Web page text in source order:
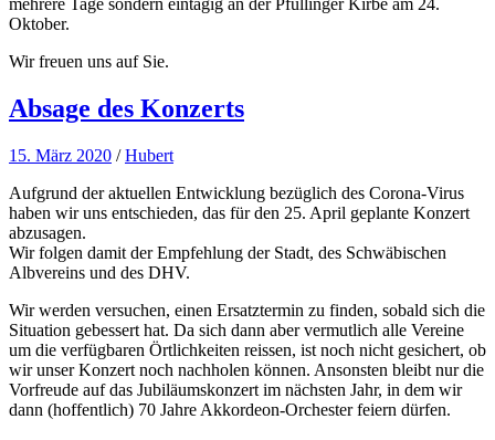
mehrere Tage sondern eintägig an der Pfullinger Kirbe am 24.
Oktober.
Wir freuen uns auf Sie.
Absage des Konzerts
15. März 2020 /Hubert
Aufgrund der aktuellen Entwicklung bezüglich des Corona-Virus
haben wir uns entschieden, das für den 25. April geplante Konzert
abzusagen.
Wir folgen damit der Empfehlung der Stadt, des Schwäbischen
Albvereins und des DHV.
Wir werden versuchen, einen Ersatztermin zu finden, sobald sich die
Situation gebessert hat. Da sich dann aber vermutlich alle Vereine
um die verfügbaren Örtlichkeiten reissen, ist noch nicht gesichert, ob
wir unser Konzert noch nachholen können. Ansonsten bleibt nur die
Vorfreude auf das Jubiläumskonzert im nächsten Jahr, in dem wir
dann (hoffentlich) 70 Jahre Akkordeon-Orchester feiern dürfen.